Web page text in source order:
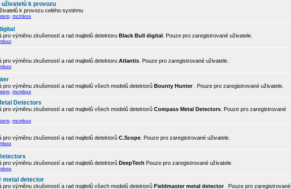
uživatelů k provozu
k provozu celého systému
mcmlxxx
pro výměnu zkušeností a rad majitelů detektoru Black Bull digital . Pouze pro zaregistrované uživatele.
pro výměnu zkušeností a rad majitelů detektoru Atlantis . Pouze pro zaregistrované uživatele.
pro výměnu zkušeností a rad majitelů všech modelů detektorů Bounty Hunter . Pouze pro zaregistrované uživatele.
mcmlxxx
Detectors
pro výměnu zkušeností a rad majitelů všech modelů detektorů Compass Metal Detectors . Pouze pro zaregistrované
mcmlxxx
pro výměnu zkušeností a rad majitelů detektorů C.Scope . Pouze pro zaregistrované uživatele.
pro výměnu zkušeností a rad majitelů detektorů DeepTech Pouze pro zaregistrované uživatele.
metal detector
pro výměnu zkušeností a rad majitelů všech modelů detektorů Fieldmaster metal detector. Pouze pro zaregistrované